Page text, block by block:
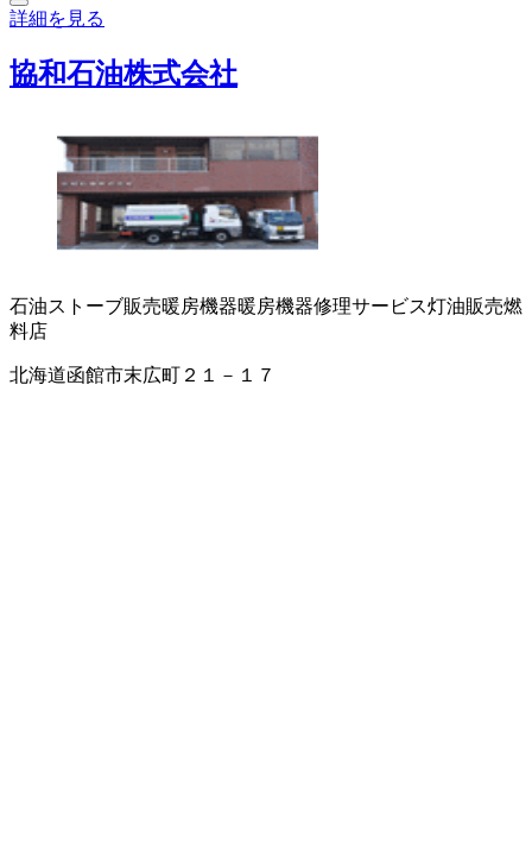
詳細を見る
協和石油株式会社
石油ストーブ販売暖房機器暖房機器修理サービス灯油販売燃
料店
北海道函館市末広町２１－１７